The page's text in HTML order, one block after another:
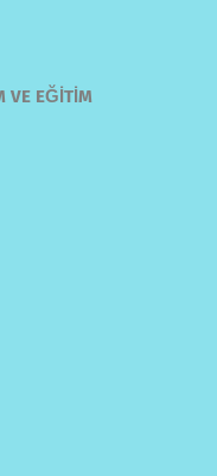
VE EĞİTİM